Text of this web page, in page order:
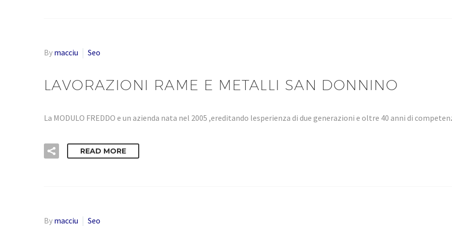
By macciu Seo
LAVORAZIONI RAME E METALLI SAN DONNINO
La MODULO FREDDO e un azienda nata nel 2005 ,ereditando lesperienza di due generazioni e oltre 40 anni di
READ MORE
By macciu Seo